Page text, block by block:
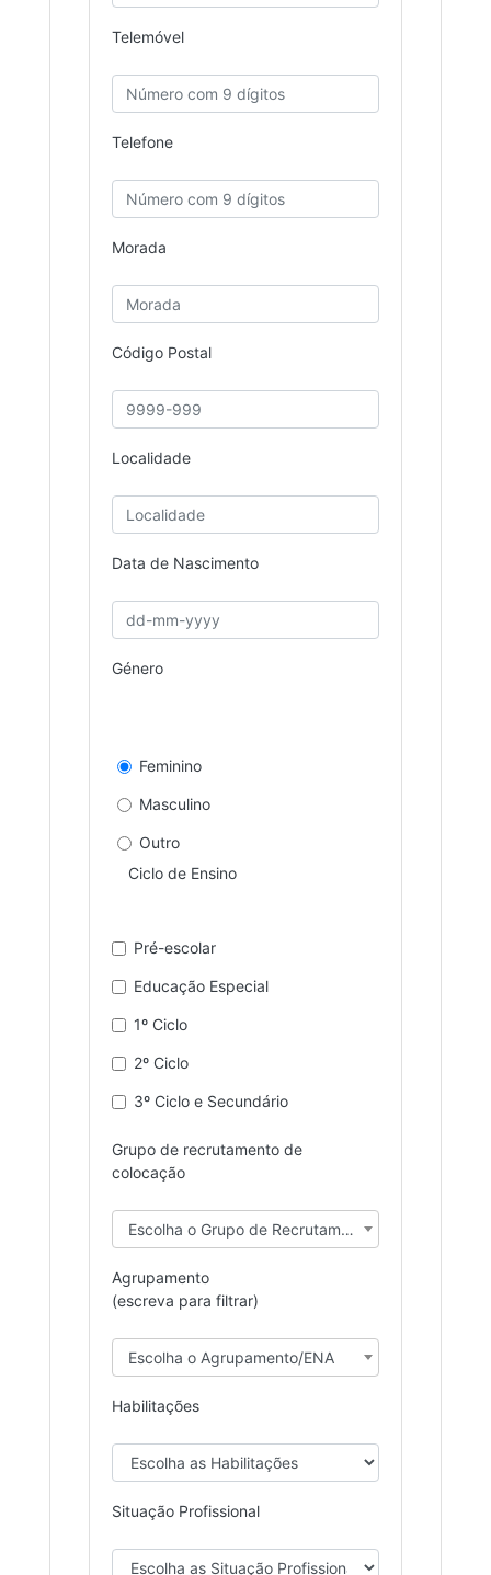
Telemóvel
Telefone
Morada
Código Postal
Localidade
Data de Nascimento
Género
Feminino
Masculino
Outro
Ciclo de Ensino
Pré-escolar
Educação Especial
1º Ciclo
2º Ciclo
3º Ciclo e Secundário
Grupo de recrutamento de
colocação
Escolha o Grupo de Recrutamento
Agrupamento
(escreva para filtrar)
Escolha o Agrupamento/ENA
Habilitações
Situação Profissional